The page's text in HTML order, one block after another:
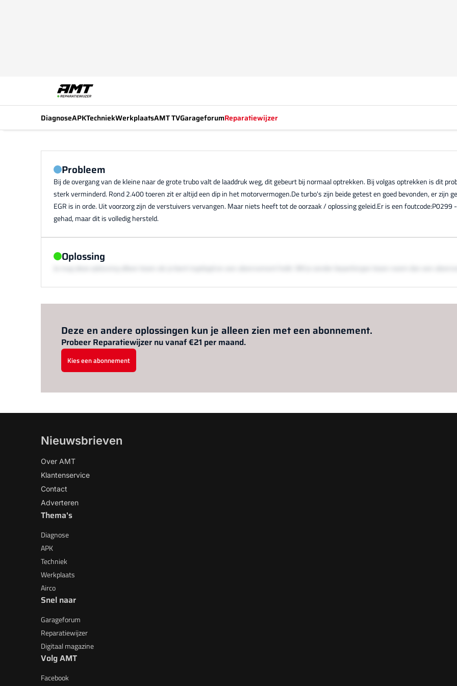
DiagnoseAPKTechniekWerkplaatsAMT TVGarageforumReparatiewijzer
Probleem
Bij de overgang van de kleine naar de grote trubo valt de laaddruk weg, dit gebeurt bij normaal optrekken. Bij volgas optrekken is dit
sterk verminderd. Rond 2.400 toeren zit er altijd een dip in het motorvermogen.De turbo's zijn beide getest en goed bevonden, er zijn
EGR is in orde. Uit voorzorg zijn de verstuivers vervangen. Maar niets heeft tot de oorzaak / oplossing geleid.Er is een
gehad, maar dit is volledig hersteld.
Oplossing
Deze en andere oplossingen kun je alleen zien met een abonnement.
Probeer Reparatiewijzer nu vanaf €21 per maand.
Kies een abonnement
Nieuwsbrieven
Over AMT
Klantenservice
Contact
Adverteren
Thema's
Diagnose
APK
Techniek
Werkplaats
Airco
Snel naar
Garageforum
Reparatiewijzer
Digitaal magazine
Volg AMT
Facebook